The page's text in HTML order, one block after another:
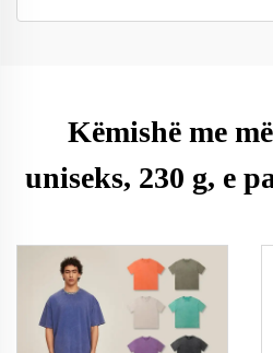
Këmishë me
uniseks, 230 g, e